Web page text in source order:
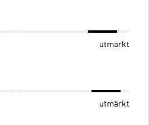
utmärkt
utmärkt